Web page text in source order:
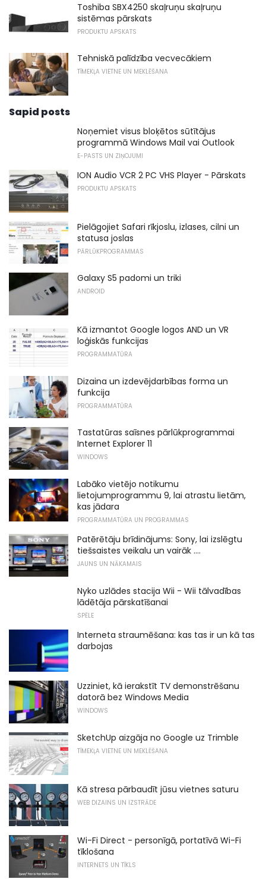
Toshiba SBX4250 skaļruņu skaļruņu
sistēmas pārskats
PRODUKTU APSKATS
Tehniskā palīdzība vecvecākiem
TĪMEKĻA VIETNE UN MEKLĒŠANA
Sapid posts
Noņemiet visus bloķētos sūtītājus
programmā Windows Mail vai Outlook
E-PASTS UN ZIŅOJUMI
ION Audio VCR 2 PC VHS Player - Pārskats
PRODUKTU APSKATS
Pielāgojiet Safari rīkjoslu, izlases, cilni un
statusa joslas
PĀRLŪKPROGRAMMAS
Galaxy S5 padomi un triki
ANDROID
Kā izmantot Google logos AND un VR
loģiskās funkcijas
PROGRAMMATŪRA
Dizaina un izdevējdarbības forma un
funkcija
PROGRAMMATŪRA
Tastatūras saīsnes pārlūkprogrammai
Internet Explorer 11
WINDOWS
Labāko vietējo notikumu
lietojumprogrammu 9, lai atrastu lietām,
kas jādara
PROGRAMMATŪRA UN PROGRAMMAS
Patērētāju brīdinājums: Sony, lai izslēgtu
tiešsaistes veikalu un vairāk ....
JAUNS UN NĀKAMAIS
Nyko uzlādes stacija Wii - Wii tālvadības
lādētāja pārskatīšanai
SPĒLE
Interneta straumēšana: kas tas ir un kā tas
darbojas
Uzziniet, kā ierakstīt TV demonstrēšanu
datorā bez Windows Media
WINDOWS
SketchUp aizgāja no Google uz Trimble
TĪMEKĻA VIETNE UN MEKLĒŠANA
Kā stresa pārbaudīt jūsu vietnes saturu
WEB DIZAINS UN IZSTRĀDE
Wi-Fi Direct - personīgā, portatīvā Wi-Fi
tīklošana
INTERNETS UN TĪKLS